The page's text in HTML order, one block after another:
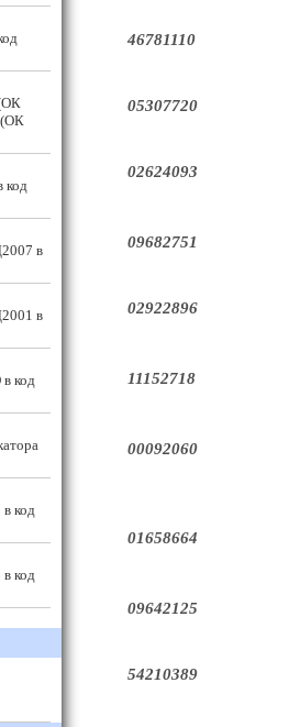
46781110
05307720
02624093
09682751
02922896
11152718
00092060
01658664
09642125
54210389
(ОК
код
в
в
код
код
код